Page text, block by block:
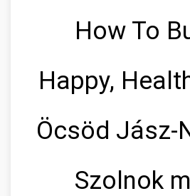
How To
Happy,
Öcsöd Jász-
Szolnok